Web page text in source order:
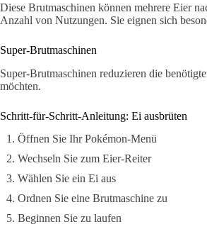
Diese Brutmaschinen können mehrere Eier
Anzahl von Nutzungen. Sie eignen sich
Super-Brutmaschinen
Super-Brutmaschinen reduzieren die
möchten.
Schritt-für-Schritt-Anleitung: Ei ausbrüten
Öffnen Sie Ihr Pokémon-Menü
Wechseln Sie zum Eier-Reiter
Wählen Sie ein Ei aus
Ordnen Sie eine Brutmaschine zu
Beginnen Sie zu laufen